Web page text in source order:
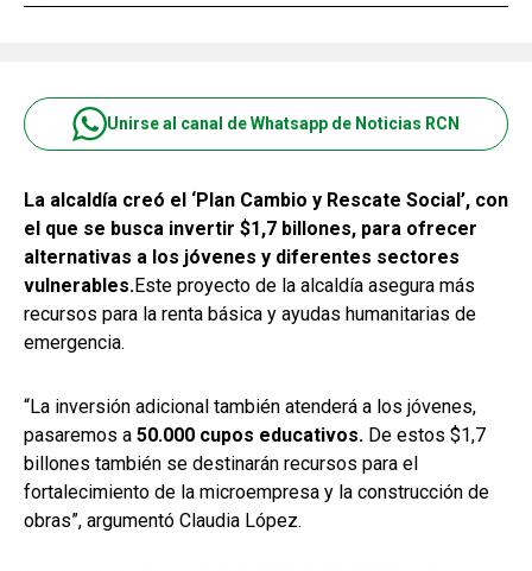
Unirse al canal de Whatsapp de Noticias RCN
La alcaldía creó el ‘Plan Cambio y Rescate Social’, con
el que se busca invertir $1,7 billones, para ofrecer
alternativas a los jóvenes y diferentes sectores
vulnerables.Este proyecto de la alcaldía asegura más
recursos para la renta básica y ayudas humanitarias de
emergencia.
“La inversión adicional también atenderá a los jóvenes,
pasaremos a 50.000 cupos educativos. De estos $1,7
billones también se destinarán recursos para el
fortalecimiento de la microempresa y la construcción de
obras”, argumentó Claudia López.